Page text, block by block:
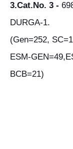
3.Cat.No. 3 -
DURGA-1.
(Gen=252,
ESM-
BCB=21)